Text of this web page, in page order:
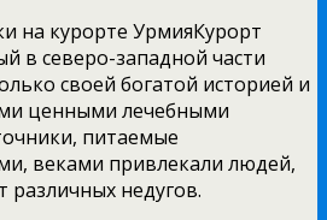
Курорт
в северо-западной части
своей богатой историей и
ценными лечебными
питаемые
веками привлекали людей,
недугов.